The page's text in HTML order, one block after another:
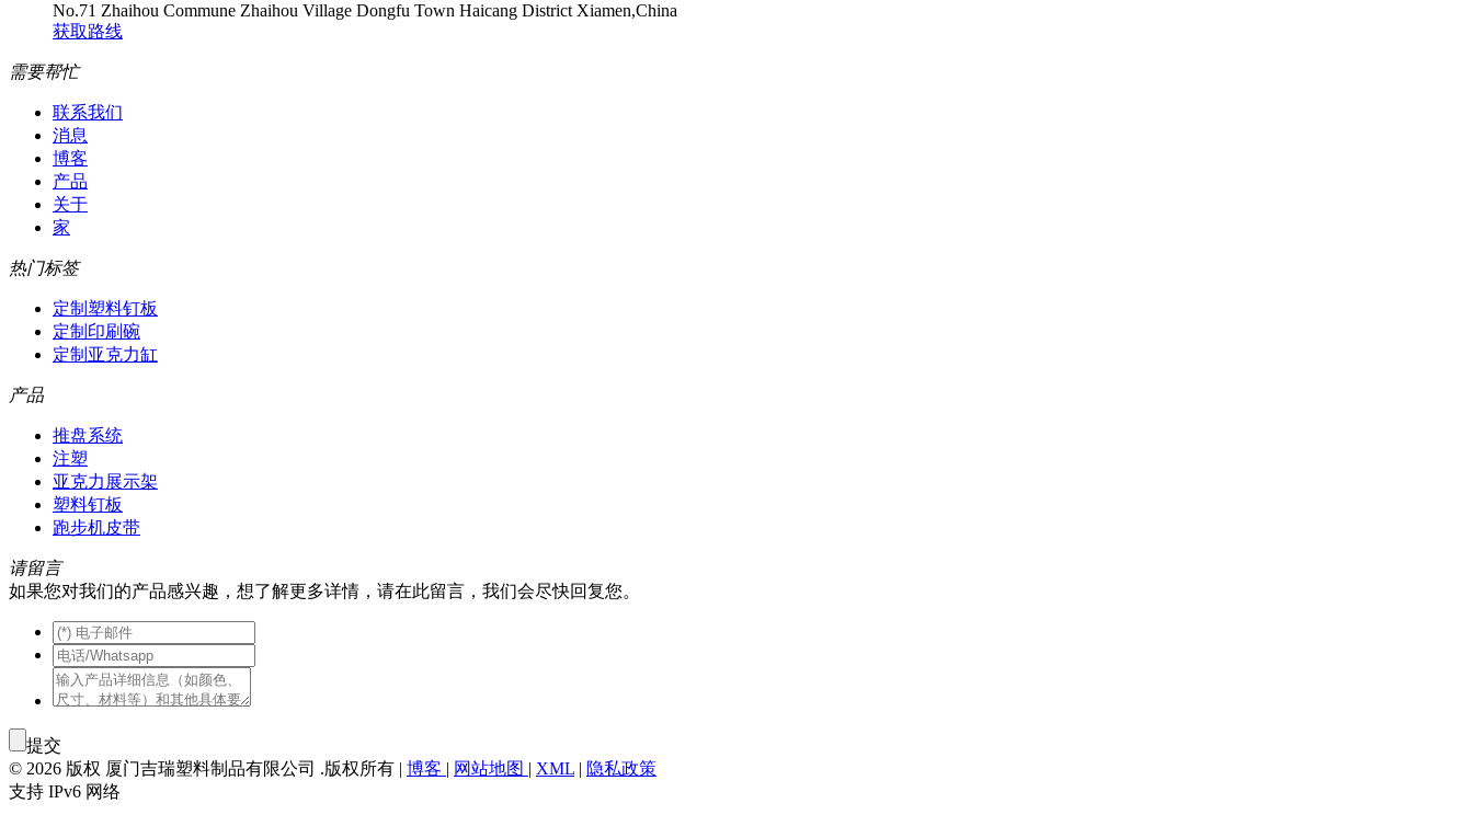
No.71 Zhaihou Commune Zhaihou Village Dongfu Town Haicang District Xiamen,China
获取路线
需要帮忙
联系我们
消息
博客
产品
关于
家
热门标签
定制塑料钉板
定制印刷碗
定制亚克力缸
产品
推盘系统
注塑
亚克力展示架
塑料钉板
跑步机皮带
请留言
如果您对我们的产品感兴趣，想了解更多详情，请在此留言，我们会尽快回复您。
提交
© 2026 版权 厦门吉瑞塑料制品有限公司 .版权所有 | 博客 | 网站地图 | XML | 隐私政策
支持 IPv6 网络